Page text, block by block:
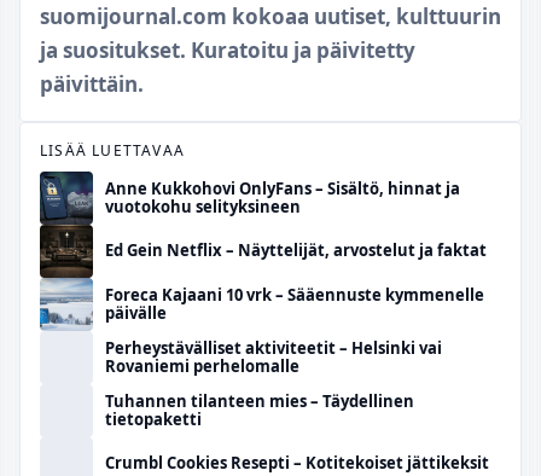
suomijournal.com kokoaa uutiset, kulttuurin
ja suositukset. Kuratoitu ja päivitetty
päivittäin.
LISÄÄ LUETTAVAA
Anne Kukkohovi OnlyFans – Sisältö, hinnat ja
vuotokohu selityksineen
Ed Gein Netflix – Näyttelijät, arvostelut ja faktat
Foreca Kajaani 10 vrk – Sääennuste kymmenelle
päivälle
Perheystävälliset aktiviteetit – Helsinki vai
Rovaniemi perhelomalle
Tuhannen tilanteen mies – Täydellinen
tietopaketti
Crumbl Cookies Resepti – Kotitekoiset jättikeksit